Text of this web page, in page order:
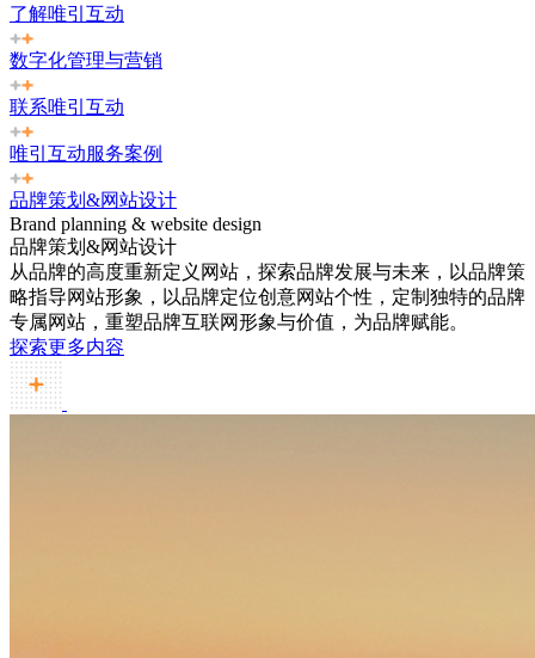
了解唯引互动
数字化管理与营销
联系唯引互动
唯引互动服务案例
品牌策划&网站设计
Brand planning & website design
品牌策划&网站设计
从品牌的高度重新定义网站，探索品牌发展与未来，以品牌策
略指导网站形象，以品牌定位创意网站个性，定制独特的品牌
专属网站，重塑品牌互联网形象与价值，为品牌赋能。
探索更多内容